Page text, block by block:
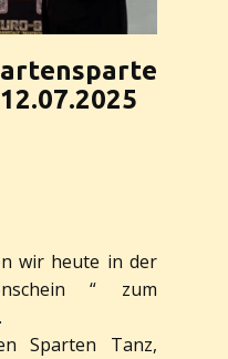
wir heute in der
“ zum
Sparten Tanz,